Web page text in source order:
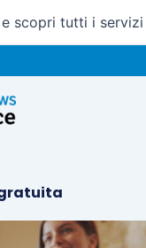
scopri tutti i servizi